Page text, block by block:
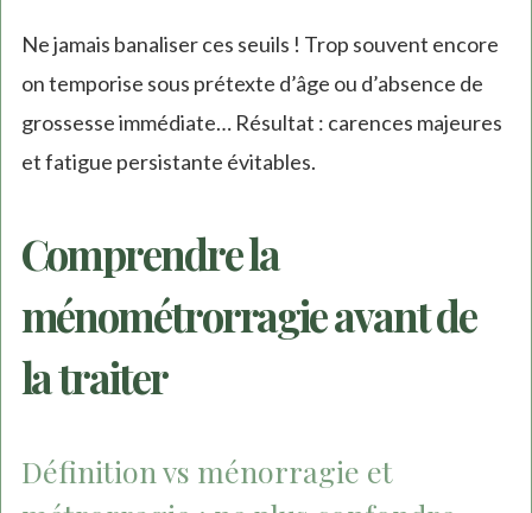
Ne jamais banaliser ces seuils ! Trop souvent encore
on temporise sous prétexte d’âge ou d’absence de
grossesse immédiate… Résultat : carences majeures
et fatigue persistante évitables.
Comprendre la
ménométrorragie avant de
la traiter
Définition vs ménorragie et